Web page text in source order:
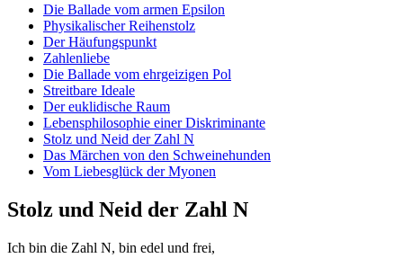
Die Ballade vom armen Epsilon
Physikalischer Reihenstolz
Der Häufungspunkt
Zahlenliebe
Die Ballade vom ehrgeizigen Pol
Streitbare Ideale
Der euklidische Raum
Lebensphilosophie einer Diskriminante
Stolz und Neid der Zahl N
Das Märchen von den Schweinehunden
Vom Liebesglück der Myonen
Stolz und Neid der Zahl N
Ich bin die Zahl N, bin edel und frei,